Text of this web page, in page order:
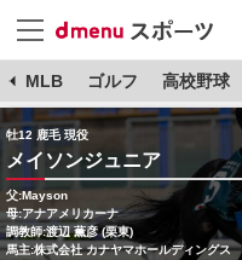
MLB ゴルフ 高校野球
牡12 鹿毛 現役
メイソンジュニア
父:Mayson
母:アナアメリカーナ
調教師:渡辺 薫彦 (栗東)
馬主:株式会社 カナヤマホールディングス